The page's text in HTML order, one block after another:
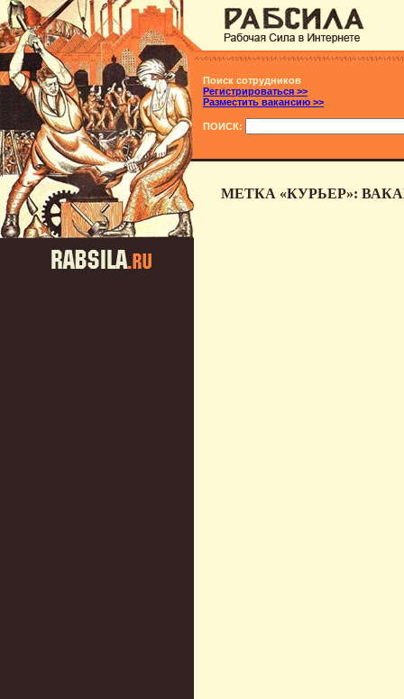
Поиск сотрудников
Регистрироваться >>
Разместить вакансию >>
ПОИСК:
МЕТКА «КУРЬЕР»: